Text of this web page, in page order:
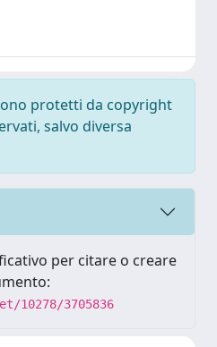
protetti da copyright
salvo diversa
per citare o creare
10278/3705836